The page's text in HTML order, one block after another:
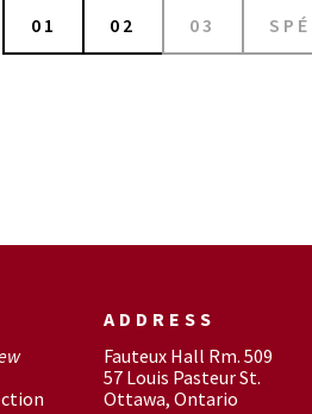
01 02 03
ADDRESS
Fauteux Hall Rm. 509
57 Louis Pasteur St.
Ottawa, Ontario